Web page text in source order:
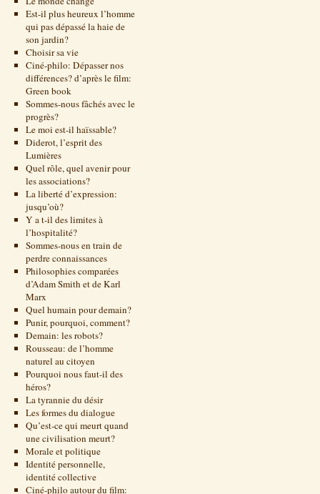
Est-il plus heureux l’homme
qui pas dépassé la haie de
son jardin?
Choisir sa vie
Ciné-philo: Dépasser nos
différences? d’après le film:
Green book
Sommes-nous fâchés avec le
progrès?
Le moi est-il haïssable?
Diderot, l’esprit des
Lumières
Quel rôle, quel avenir pour
les associations?
La liberté d’expression:
jusqu’où?
Y a t-il des limites à
l’hospitalité?
Sommes-nous en train de
perdre connaissances
Philosophies comparées
d’Adam Smith et de Karl
Marx
Quel humain pour demain?
Punir, pourquoi, comment?
Demain: les robots?
Rousseau: de l’homme
naturel au citoyen
Pourquoi nous faut-il des
héros?
La tyrannie du désir
Les formes du dialogue
Qu’est-ce qui meurt quand
une civilisation meurt?
Morale et politique
Identité personnelle,
identité collective
Ciné-philo autour du film: